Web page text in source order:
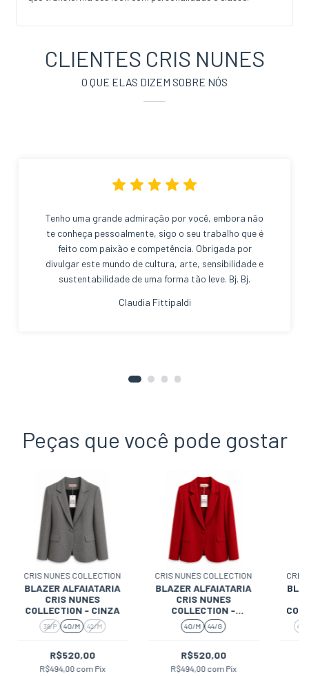
CLIENTES CRIS NUNES
O QUE ELAS DIZEM SOBRE NÓS
Tenho uma grande admiração por você, embora não
te conheça pessoalmente, sigo o seu trabalho que é
feito com paixão e competência. Obrigada por
divulgar este mundo de cultura, arte, sensibilidade e
sustentabilidade de uma forma tão leve. Bj. Bj.
Claudia Fittipaldi
Peças que você pode gostar
CRIS NUNES COLLECTION
BLAZER ALFAIATARIA
CRIS NUNES
COLLECTION - CINZA
38/P 40/M 42/M
R$520,00
R$494,00 com Pix
CRIS NUNES COLLECTION
BLAZER ALFAIATARIA
CRIS NUNES
COLLECTION -
VERMELHO
40/M 44/G
R$520,00
R$494,00 com Pix
CRIS
40/